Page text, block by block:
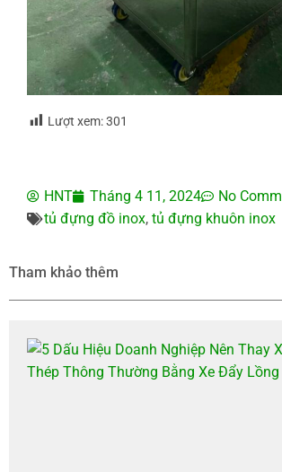
Lượt xem:301
HNT Tháng 4 11, 2024
No
tủ đựng đồ inox, tủ đựng khuôn inox
Tham khảo thêm